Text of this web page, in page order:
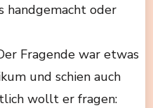
handgemacht oder
Fragende war etwas
und schien auch
wollt er fragen: